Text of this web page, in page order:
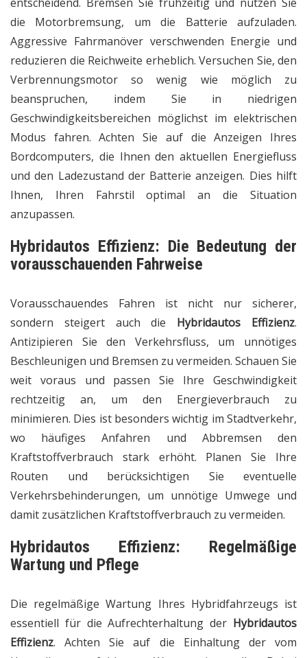
die Motorbremsung, um die Batterie aufzuladen.
Aggressive Fahrmanöver verschwenden Energie und
reduzieren die Reichweite erheblich. Versuchen Sie, den
Verbrennungsmotor so wenig wie möglich zu
beanspruchen, indem Sie in niedrigen
Geschwindigkeitsbereichen möglichst im elektrischen
Modus fahren. Achten Sie auf die Anzeigen Ihres
Bordcomputers, die Ihnen den aktuellen Energiefluss
und den Ladezustand der Batterie anzeigen. Dies hilft
Ihnen, Ihren Fahrstil optimal an die Situation
anzupassen.
Hybridautos Effizienz: Die Bedeutung der
vorausschauenden Fahrweise
Vorausschauendes Fahren ist nicht nur sicherer,
sondern steigert auch die Hybridautos Effizienz.
Antizipieren Sie den Verkehrsfluss, um unnötiges
Beschleunigen und Bremsen zu vermeiden. Schauen Sie
weit voraus und passen Sie Ihre Geschwindigkeit
rechtzeitig an, um den Energieverbrauch zu
minimieren. Dies ist besonders wichtig im Stadtverkehr,
wo häufiges Anfahren und Abbremsen den
Kraftstoffverbrauch stark erhöht. Planen Sie Ihre
Routen und berücksichtigen Sie eventuelle
Verkehrsbehinderungen, um unnötige Umwege und
damit zusätzlichen Kraftstoffverbrauch zu vermeiden.
Hybridautos Effizienz: Regelmäßige
Wartung und Pflege
Die regelmäßige Wartung Ihres Hybridfahrzeugs ist
essentiell für die Aufrechterhaltung der Hybridautos
Effizienz. Achten Sie auf die Einhaltung der vom